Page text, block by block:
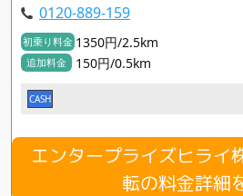
0120-889-159
初乗り料金 1350円/2.5km
追加料金 150円/0.5km
CASH
エンタープライズヒライ
転の料金詳細